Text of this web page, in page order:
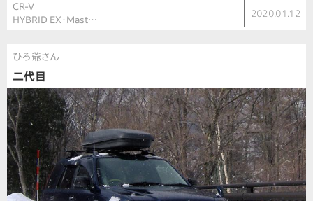
CR-V
HYBRID EX・Mast…
2020.01.12
ひろ爺さん
二代目